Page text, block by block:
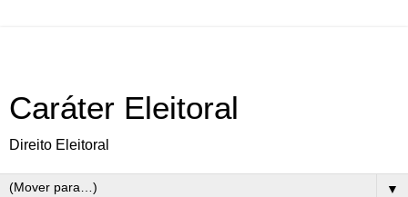
Caráter Eleitoral
Direito Eleitoral
▼